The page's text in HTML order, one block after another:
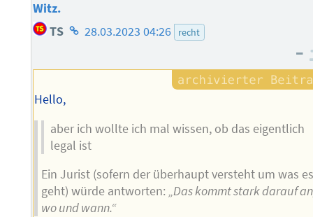
Witz.
TS Homepage
Autors
28.03.2023 04:26 recht
–
Hello,
aber ich wollte ich mal wissen, ob das eigentlich
legal ist
Ein Jurist (sofern der überhaupt versteht um was
geht) würde antworten:„Das kommt stark darauf
wo und wann.“